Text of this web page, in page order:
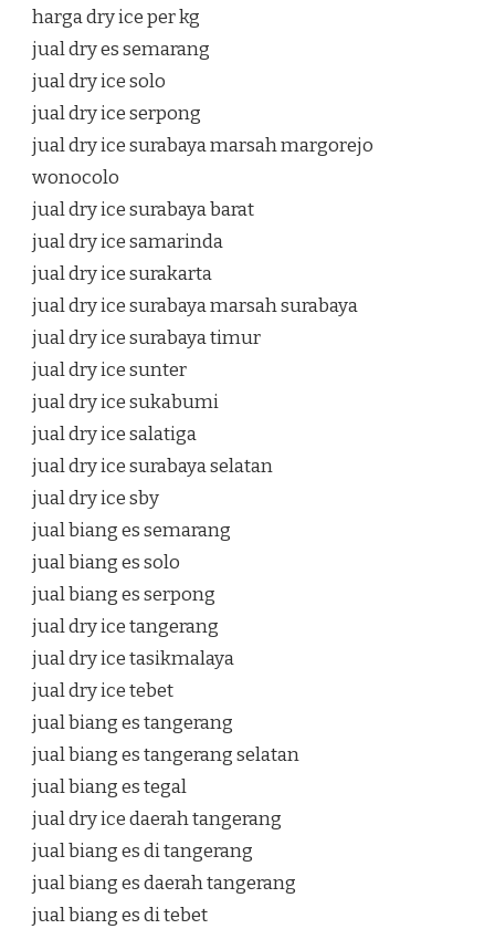
harga dry ice per kg
jual dry es semarang
jual dry ice solo
jual dry ice serpong
jual dry ice surabaya marsah margorejo
wonocolo
jual dry ice surabaya barat
jual dry ice samarinda
jual dry ice surakarta
jual dry ice surabaya marsah surabaya
jual dry ice surabaya timur
jual dry ice sunter
jual dry ice sukabumi
jual dry ice salatiga
jual dry ice surabaya selatan
jual dry ice sby
jual biang es semarang
jual biang es solo
jual biang es serpong
jual dry ice tangerang
jual dry ice tasikmalaya
jual dry ice tebet
jual biang es tangerang
jual biang es tangerang selatan
jual biang es tegal
jual dry ice daerah tangerang
jual biang es di tangerang
jual biang es daerah tangerang
jual biang es di tebet